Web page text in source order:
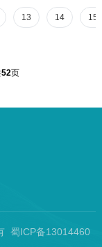
13 14 15
52页
蜀ICP备13014460